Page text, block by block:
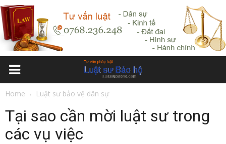
Home Luật sư bảo vệ dân sự
Tại sao cần mời luật sư trong
các vụ việc